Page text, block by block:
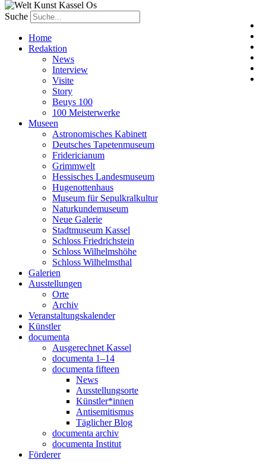
Suche
Home
Redaktion
News
Interview
Visite
Story
Beuys 100
100 Meisterwerke
Museen
Astronomisches Kabinett
Deutsches Tapetenmuseum
Fridericianum
Grimmwelt
Hessisches Landesmuseum
Hugenottenhaus
Museum für Sepulkralkultur
Naturkundemuseum
Neue Galerie
Stadtmuseum Kassel
Schloss Friedrichstein
Schloss Wilhelmshöhe
Schloss Wilhelmsthal
Galerien
Ausstellungen
Orte
Archiv
Veranstaltungskalender
Künstler
documenta
Ausgerechnet Kassel
documenta 1–14
documenta fifteen
News
Ausstellungsorte
Künstler*innen
Antisemitismus
Täglicher Blog
documenta archiv
documenta Institut
Förderer